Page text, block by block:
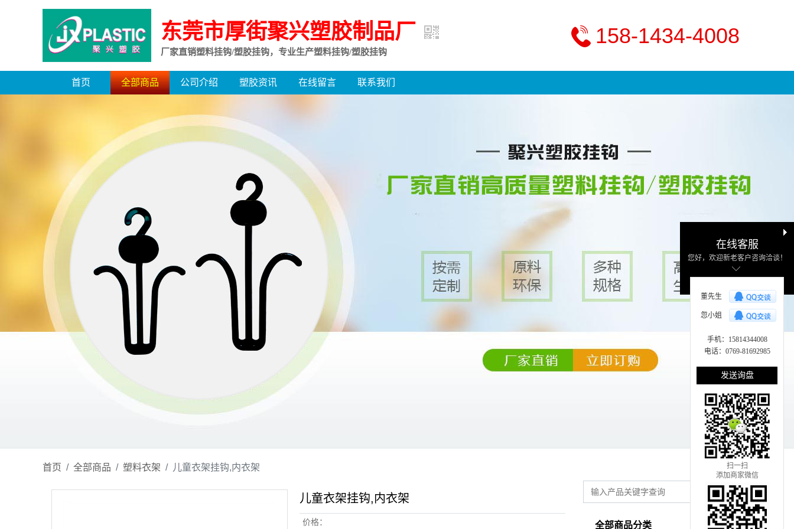
东莞市厚街聚兴塑胶制品厂
厂家直销塑料挂钩/塑胶挂钩，专业生产塑料挂钩/塑胶挂钩
158-1434-4008
首页 全部商品 公司介绍 塑胶资讯 在线留言 联系我们
首页 全部商品 塑料衣架 儿童衣架挂钩,内衣架
儿童衣架挂钩,内衣架
价格： 全部商品分类
在线客服
您好，欢迎新老客户咨询洽谈！
董先生
忽小姐
手机：15814344008
电话：0769-81692985
发送询盘
扫一扫
添加商家微信